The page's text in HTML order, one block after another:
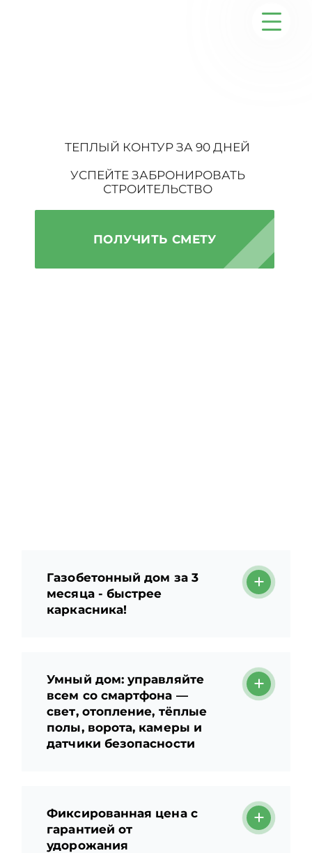
Проектирование
Услуги
ТЕПЛЫЙ КОНТУР ЗА 90 ДНЕЙ
УСПЕЙТЕ ЗАБРОНИРОВАТЬ
СТРОИТЕЛЬСТВО
ПОЛУЧИТЬ СМЕТУ
Газобетонный дом за 3
месяца - быстрее
каркасника!
Умный дом: управляйте
всем со смартфона —
свет, отопление, тёплые
полы, ворота, камеры и
датчики безопасности
Фиксированная цена с
гарантией от
удорожания